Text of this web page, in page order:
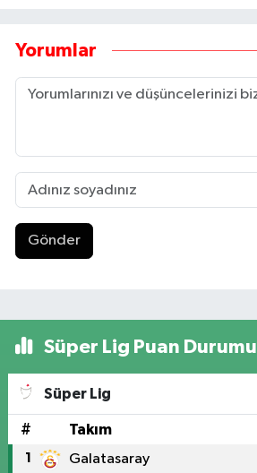
Yorumlar
Gönder
Süper Lig Puan Durumu
Süper Lig
# Takım
1 Galatasaray